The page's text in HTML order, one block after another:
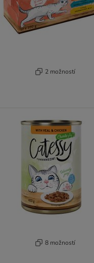
2 možností
8 možností